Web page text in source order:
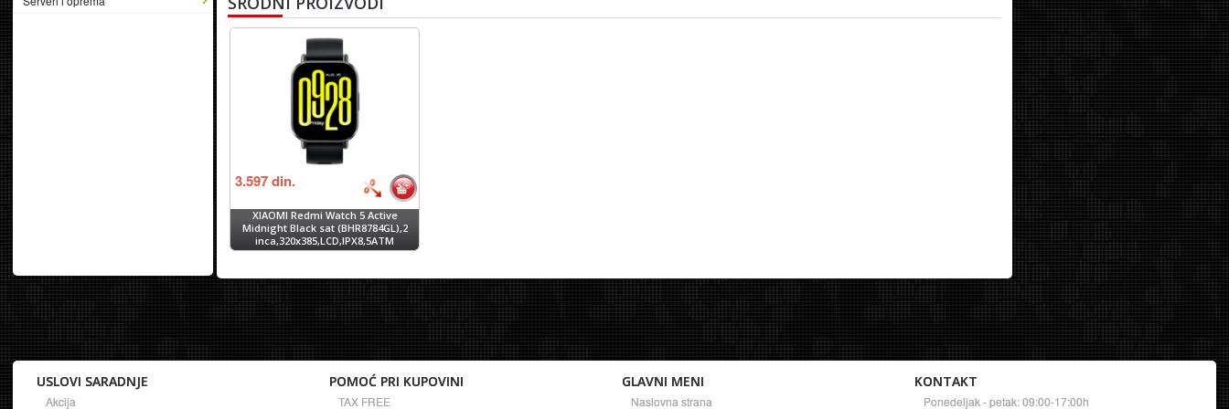
3.597din.
XIAOMI Redmi Watch 5 Active
Midnight Black sat (BHR8784GL),2
inca,320x385,LCD,IPX8,5ATM
USLOVI SARADNJE
Akcija
POMOĆ PRI KUPOVINI
TAX FREE
GLAVNI MENI
Naslovna strana
KONTAKT
Ponedeljak - petak: 09:00-17:00h